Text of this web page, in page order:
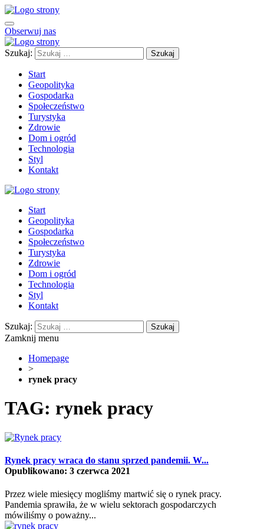
Obserwuj nas
Szukaj:
Start
Geopolityka
Gospodarka
Społeczeństwo
Turystyka
Zdrowie
Dom i ogród
Technologia
Styl
Kontakt
Start
Geopolityka
Gospodarka
Społeczeństwo
Turystyka
Zdrowie
Dom i ogród
Technologia
Styl
Kontakt
Szukaj:
Zamknij menu
Homepage
>
rynek pracy
TAG: rynek pracy
Rynek pracy wraca do stanu sprzed pandemii. W...
Opublikowano: 3 czerwca 2021
Przez wiele miesięcy mogliśmy martwić się o rynek pracy.
Pandemia sprawiła, że w wielu sektorach gospodarczych
mówiliśmy o poważny...